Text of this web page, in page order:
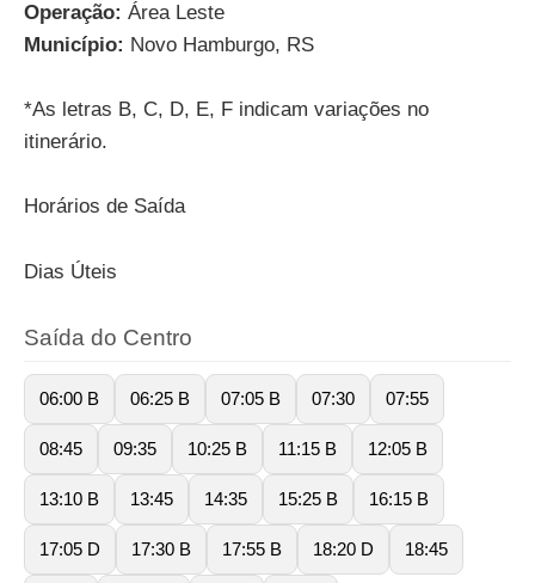
Operação: Área Leste
Município: Novo Hamburgo, RS
*As letras B, C, D, E, F indicam variações no
itinerário.
Horários de Saída
Dias Úteis
Saída do Centro
06:00 B 06:25 B 07:05 B 07:30 07:55
08:45 09:35 10:25 B 11:15 B 12:05 B
13:10 B 13:45 14:35 15:25 B 16:15 B
17:05 D 17:30 B 17:55 B 18:20 D 18:45